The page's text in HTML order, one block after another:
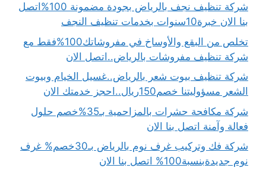
شركة تنظيف نجف بالرياض بجودة مضمونة 100%اتصل
بنا الان خبرة10سنوات بخدمات تنظيف النجف
تخلص من البقع والأوساخ في مفروشاتك100%فقط مع
شركة تنظيف مفروشات بالرياض..اتصل الان
شركة تنظيف بيوت شعر بالرياض..غسيل الخيام وبيوت
الشعر مسؤوليتنا خصم150ريال..احجز خدمتك الان
شركة مكافحة حشرات بالمزاحمية بـ35%خصم حلول
فعالة وآمنة اتصل بنا الان
شركة فك وتركيب غرف نوم بالرياض بـ30خصم% غرف
نوم جديدةبنسبة100% اتصل بنا الان